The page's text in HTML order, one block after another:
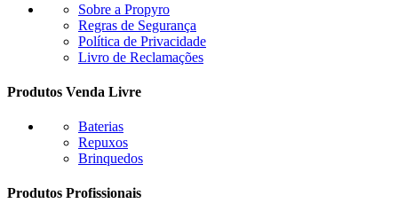
Sobre a Propyro
Regras de Segurança
Política de Privacidade
Livro de Reclamações
Produtos Venda Livre
Baterias
Repuxos
Brinquedos
Produtos Profissionais